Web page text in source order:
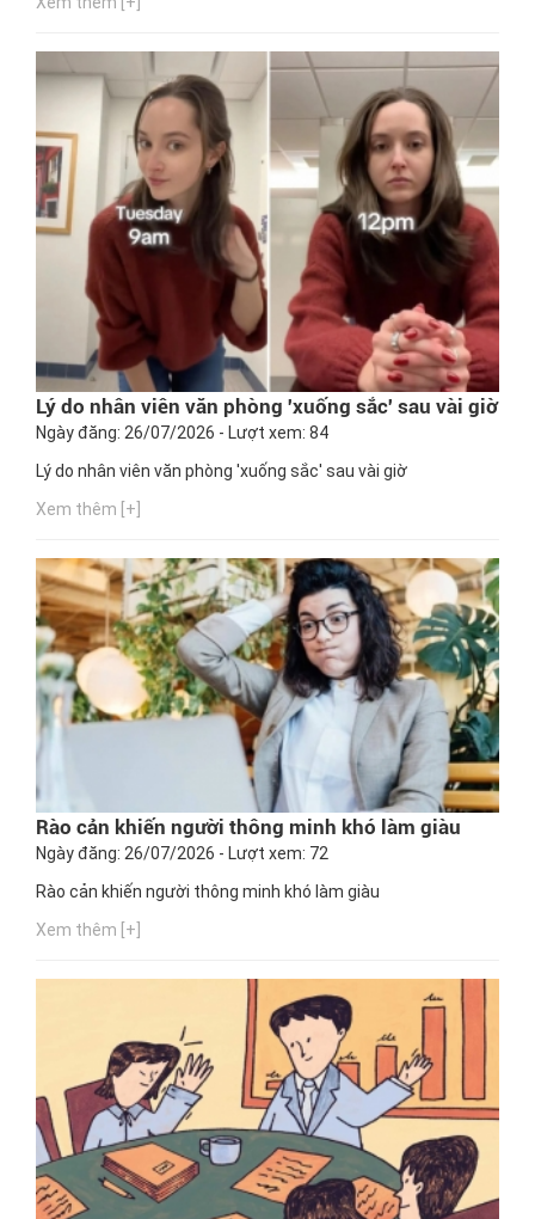
Lý do nhân viên văn phòng 'xuống sắc' sau vài giờ
Ngày đăng: 26/07/2026 - Lượt xem: 84
Lý do nhân viên văn phòng 'xuống sắc' sau vài giờ
Xem thêm [+]
Rào cản khiến người thông minh khó làm giàu
Ngày đăng: 26/07/2026 - Lượt xem: 72
Rào cản khiến người thông minh khó làm giàu
Xem thêm [+]